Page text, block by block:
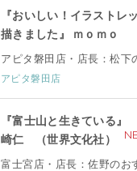
『おいしい！イラスト
描きました』 ｍｏｍｏ
アピタ磐田店・店長：松下
アピタ磐田店
『富士山と生きている
崎仁 （世界文化社）
富士宮店・店長：佐野のお